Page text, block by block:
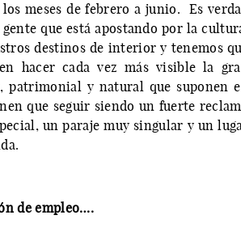
meses de febrero a junio. Es
que está apostando por la
destinos de interior y tenemos
hacer cada vez más visible la
patrimonial y natural que suponen
que seguir siendo un fuerte
un paraje muy singular y un
de empleo….